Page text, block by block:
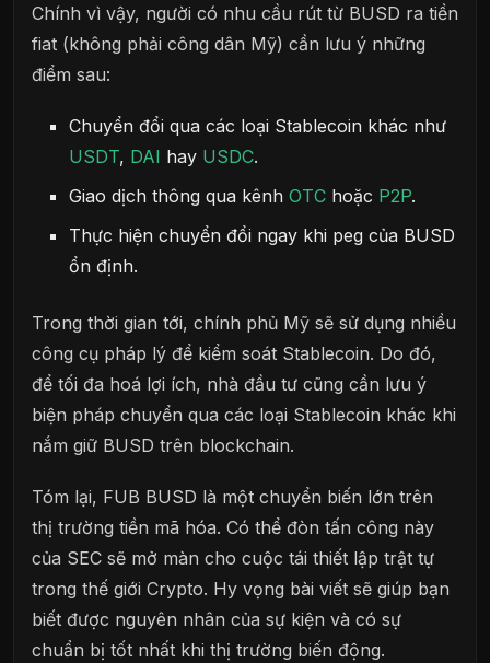
Chính vì vậy, người có nhu cầu rút từ BUSD ra tiền
fiat (không phải công dân Mỹ) cần lưu ý những
điểm sau:
Chuyển đổi qua các loại Stablecoin khác như
USDT, DAI hay USDC.
Giao dịch thông qua kênh OTC hoặc P2P.
Thực hiện chuyển đổi ngay khi peg của BUSD
ổn định.
Trong thời gian tới, chính phủ Mỹ sẽ sử dụng nhiều
công cụ pháp lý để kiểm soát Stablecoin. Do đó,
để tối đa hoá lợi ích, nhà đầu tư cũng cần lưu ý
biện pháp chuyển qua các loại Stablecoin khác khi
nắm giữ BUSD trên blockchain.
Tóm lại, FUB BUSD là một chuyển biến lớn trên
thị trường tiền mã hóa. Có thể đòn tấn công này
của SEC sẽ mở màn cho cuộc tái thiết lập trật tự
trong thế giới Crypto. Hy vọng bài viết sẽ giúp bạn
biết được nguyên nhân của sự kiện và có sự
chuẩn bị tốt nhất khi thị trường biến động.